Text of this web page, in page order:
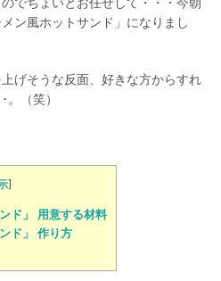
でちょいとお任せして・・・今朝
ン風ホットサンド」になりまし
げそうな反面、好きな方からすれ
（笑）
]
ド」 用意する材料
ド」 作り方